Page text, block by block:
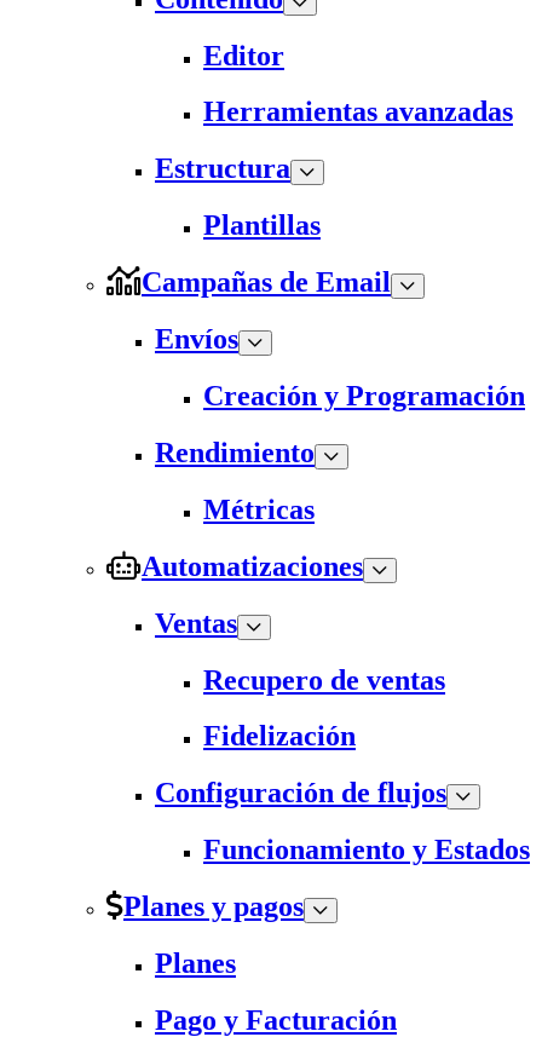
Editor
Herramientas avanzadas
Estructura
Plantillas
Campañas de Email
Envíos
Creación y Programación
Rendimiento
Métricas
Automatizaciones
Ventas
Recupero de ventas
Fidelización
Configuración de flujos
Funcionamiento y Estados
Planes y pagos
Planes
Pago y Facturación